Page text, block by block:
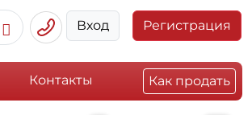
Вход Регистрация
Контакты Как продать